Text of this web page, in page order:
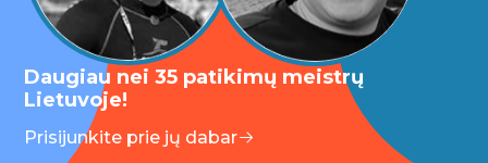
Daugiau nei 35 patikimų meistrų
Lietuvoje!
Prisijunkite prie jų dabar